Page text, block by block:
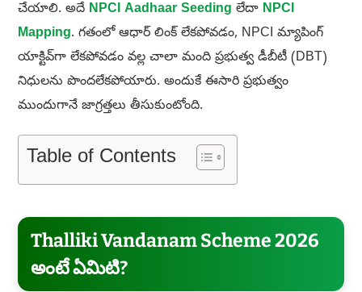
చేయాలి. అదే NPCI Aadhaar Seeding లేదా NPCI
Mapping. గతంలో ఆధార్ లింక్ లేకపోవడం, NPCI మ్యాపింగ్
యాక్టివ్‌గా లేకపోవడం వల్ల చాలా మంది ప్రభుత్వ డీబీటీ (DBT)
నిధులను పొందలేకపోయారు. అందుకే ఈసారి ప్రభుత్వం
ముందుగానే జాగ్రత్తలు తీసుకుంటోంది.
Table of Contents
Thalliki Vandanam Scheme 2026
అంటే ఏమిటి?